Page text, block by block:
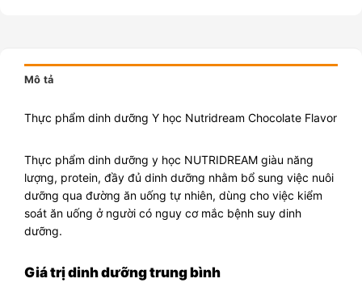
Mô tả
Thực phẩm dinh dưỡng Y học Nutridream Chocolate Flavor
Thực phẩm dinh dưỡng y học NUTRIDREAM giàu năng
lượng, protein, đầy đủ dinh dưỡng nhằm bổ sung việc nuôi
dưỡng qua đường ăn uống tự nhiên, dùng cho việc kiểm
soát ăn uống ở người có nguy cơ mắc bệnh suy dinh
dưỡng.
Giá trị dinh dưỡng trung bình